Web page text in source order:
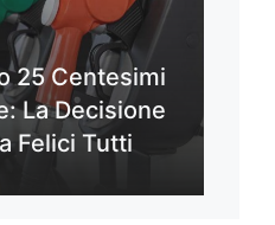
25 Centesimi
La Decisione
Felici Tutti